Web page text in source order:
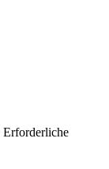
Erforderliche